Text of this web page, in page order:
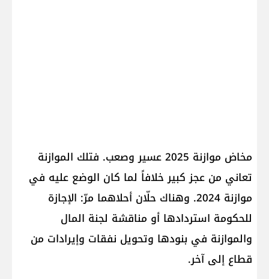
مخاض موازنة 2025 عسير وصعب. فتلك الموازنة
تعاني من عجز كبير خلافاً لما كان الوضع عليه في
موازنة 2024. وهناك حلّان أحلاهما مرّ: الإجازة
للحكومة استردادها أو مناقشة لجنة المال
والموازنة في بنودها وتحويل نفقات وإيرادات من
قطاع إلى آخر.